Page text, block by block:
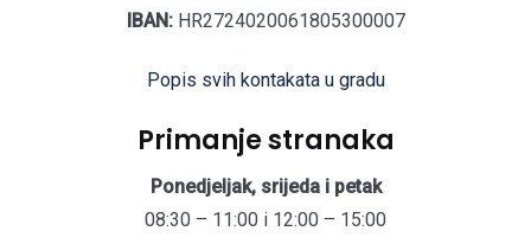
IBAN:HR2724020061805300007
Popis svih kontakata u gradu
Primanje stranaka
Ponedjeljak, srijeda i petak
08:30 – 11:00 i 12:00 – 15:00